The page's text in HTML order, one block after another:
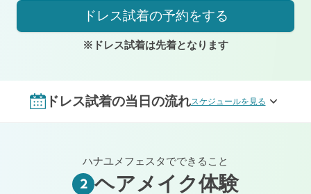
ドレス試着の予約をする
※ドレス試着は先着となります
ドレス試着の当日の流れスケジュールを見る
ハナユメフェスタでできること
2 ヘアメイク体験